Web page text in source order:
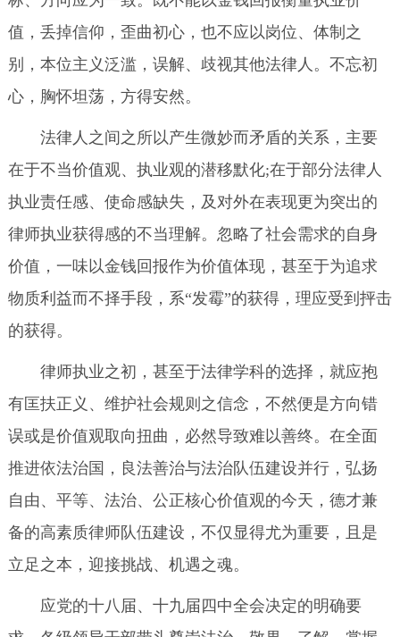
值，丢掉信仰，歪曲初心，也不应以岗位、体制之
别，本位主义泛滥，误解、歧视其他法律人。不忘初
心，胸怀坦荡，方得安然。
法律人之间之所以产生微妙而矛盾的关系，主要
在于不当价值观、执业观的潜移默化;在于部分法律人
执业责任感、使命感缺失，及对外在表现更为突出的
律师执业获得感的不当理解。忽略了社会需求的自身
价值，一味以金钱回报作为价值体现，甚至于为追求
物质利益而不择手段，系“发霉”的获得，理应受到抨击
的获得。
律师执业之初，甚至于法律学科的选择，就应抱
有匡扶正义、维护社会规则之信念，不然便是方向错
误或是价值观取向扭曲，必然导致难以善终。在全面
推进依法治国，良法善治与法治队伍建设并行，弘扬
自由、平等、法治、公正核心价值观的今天，德才兼
备的高素质律师队伍建设，不仅显得尤为重要，且是
立足之本，迎接挑战、机遇之魂。
应党的十八届、十九届四中全会决定的明确要